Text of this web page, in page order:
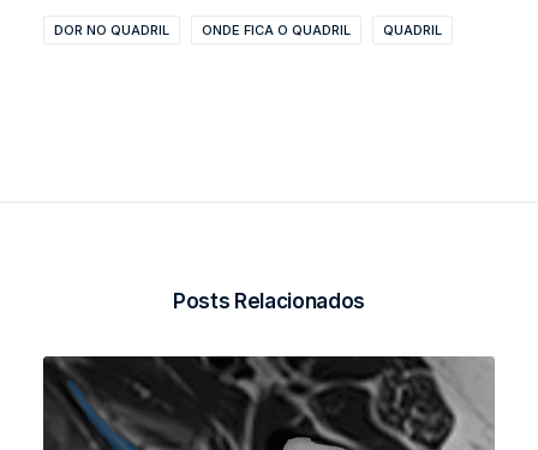
DOR NO QUADRIL ONDE FICA O QUADRIL QUADRIL
Posts Relacionados